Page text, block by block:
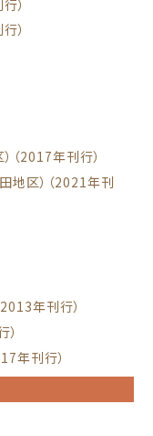
）
）
（2017年刊行）
地区）（2021年刊
年刊行）
年刊行）